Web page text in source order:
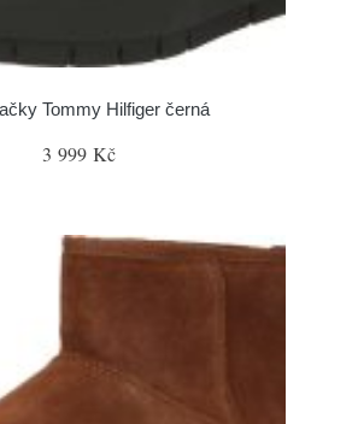
Tommy Hilfiger černá
3 999 Kč